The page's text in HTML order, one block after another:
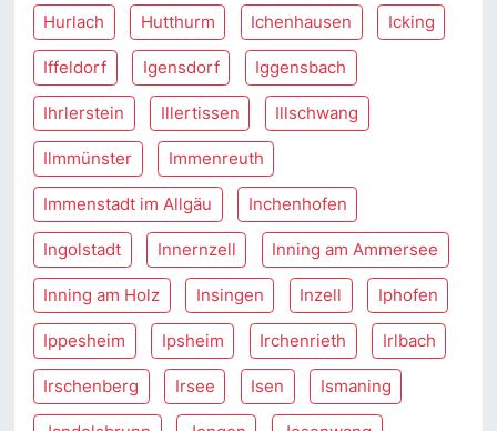
Hurlach Hutthurm Ichenhausen Icking
Iffeldorf Igensdorf Iggensbach
Ihrlerstein Illertissen Illschwang
Ilmmünster Immenreuth
Immenstadt im Allgäu Inchenhofen
Ingolstadt Innernzell Inning am Ammersee
Inning am Holz Insingen Inzell Iphofen
Ippesheim Ipsheim Irchenrieth Irlbach
Irschenberg Irsee Isen Ismaning